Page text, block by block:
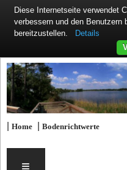
|Home |Bodenrichtwerte
Diese Internetseite verwendet
verbessern und den Benutzern
bereitzustellen.
Details